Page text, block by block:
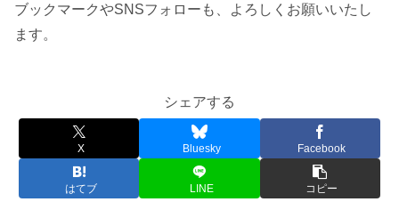
ブックマークやSNSフォローも、よろしくお願いいたし
ます。
シェアする
X Bluesky Facebook
はてブ LINE コピー